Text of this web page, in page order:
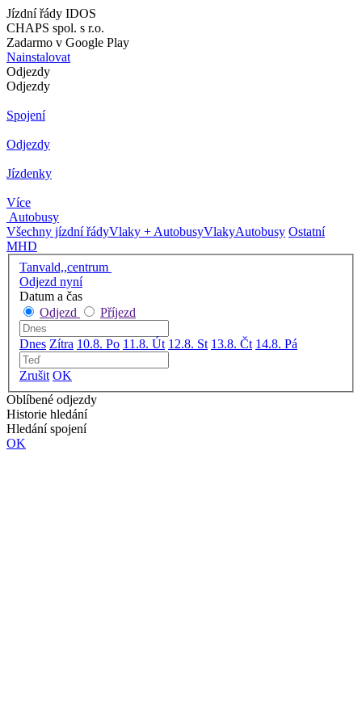
Jízdní řády IDOS
CHAPS spol. s r.o.
Zadarmo v Google Play
Nainstalovat
Odjezdy
Odjezdy
Spojení
Odjezdy
Jízdenky
Více
Autobusy
Všechny jízdní řádyVlaky + AutobusyVlakyAutobusy Ostatní
MHD
Tanvald,,centrum
Odjezd nyní
Datum a čas
Odjezd
Příjezd
Dnes Zítra 10.8. Po 11.8. Út 12.8. St 13.8. Čt 14.8. Pá
Zrušit OK
Oblíbené odjezdy
Historie hledání
Hledání spojení
OK